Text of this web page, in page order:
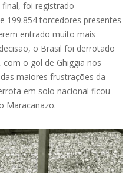
foi registrado
199.854 torcedores presentes
entrado muito mais
o Brasil foi derrotado
o gol de Ghiggia nos
maiores frustrações da
em solo nacional ficou
Maracanazo.